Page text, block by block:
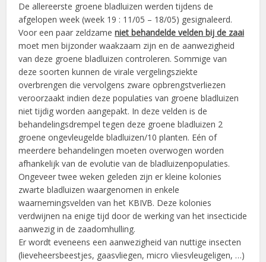
De allereerste groene bladluizen werden tijdens de
afgelopen week (week 19 : 11/05 – 18/05) gesignaleerd.
Voor een paar zeldzameniet behandelde velden bij de zaai
moet men bijzonder waakzaam zijn en de aanwezigheid
van deze groene bladluizen controleren. Sommige van
deze soorten kunnen de virale vergelingsziekte
overbrengen die vervolgens zware opbrengstverliezen
veroorzaakt indien deze populaties van groene bladluizen
niet tijdig worden aangepakt. In deze velden is de
behandelingsdrempel tegen deze groene bladluizen 2
groene ongevleugelde bladluizen/10 planten. Eén of
meerdere behandelingen moeten overwogen worden
afhankelijk van de evolutie van de bladluizenpopulaties.
Ongeveer twee weken geleden zijn er kleine kolonies
zwarte bladluizen waargenomen in enkele
waarnemingsvelden van het KBIVB. Deze kolonies
verdwijnen na enige tijd door de werking van het insecticide
aanwezig in de zaadomhulling.
Er wordt eveneens een aanwezigheid van nuttige insecten
(lieveheersbeestjes, gaasvliegen, micro vliesvleugeligen, …)